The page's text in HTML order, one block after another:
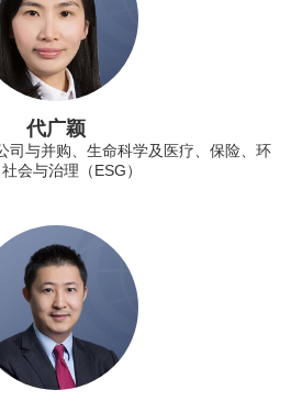
代广颖
司与并购、生命科学及医疗、保险、环
会与治理（ESG）